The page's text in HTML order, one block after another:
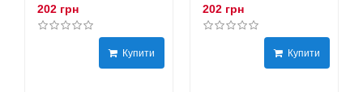
202 грн
Купити
202 грн
Купити